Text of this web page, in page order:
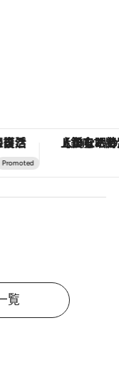
家が実現させたナイジェリアの自然環境の復活 【銀座で出合う最旬美容】美髪ケアや上質
覧